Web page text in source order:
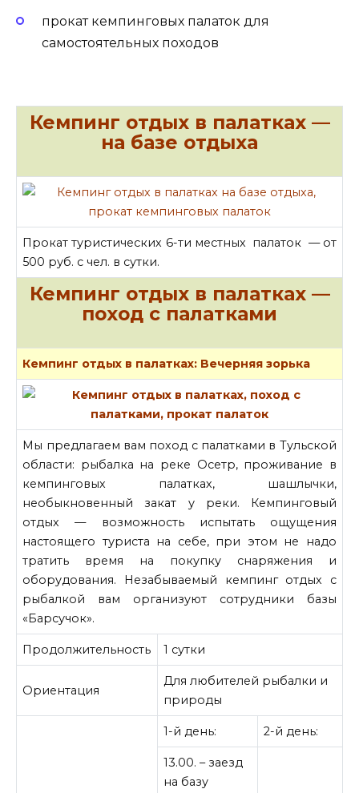
прокат кемпинговых палаток для
самостоятельных походов
Кемпинг отдых в палатках —
на базе отдыха
Прокат туристических 6-ти местных палаток — от
500 руб. с чел. в сутки.
Кемпинг отдых в палатках —
поход с палатками
Кемпинг отдых в палатках: Вечерняя зорька
Мы предлагаем вам поход с палатками в Тульской
области: рыбалка на реке Осетр, проживание в
кемпинговых палатках, шашлычки,
необыкновенный закат у реки. Кемпинговый
отдых — возможность испытать ощущения
настоящего туриста на себе, при этом не надо
тратить время на покупку снаряжения и
оборудования. Незабываемый кемпинг отдых с
рыбалкой вам организуют сотрудники базы
«Барсучок».
Продолжительность 1 сутки
Ориентация
Для любителей рыбалки и
природы
1-й день: 2-й день:
13.00. – заезд
на базу